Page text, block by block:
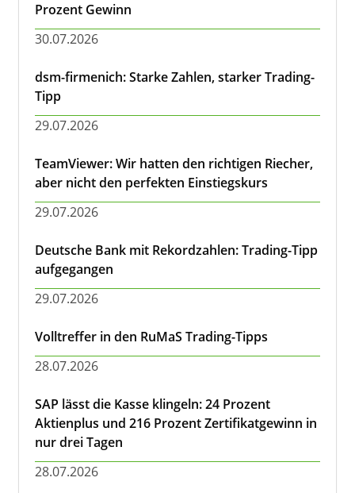
Prozent Gewinn
30.07.2026
dsm-firmenich: Starke Zahlen, starker Trading-
Tipp
29.07.2026
TeamViewer: Wir hatten den richtigen Riecher,
aber nicht den perfekten Einstiegskurs
29.07.2026
Deutsche Bank mit Rekordzahlen: Trading-Tipp
aufgegangen
29.07.2026
Volltreffer in den RuMaS Trading-Tipps
28.07.2026
SAP lässt die Kasse klingeln: 24 Prozent
Aktienplus und 216 Prozent Zertifikatgewinn in
nur drei Tagen
28.07.2026